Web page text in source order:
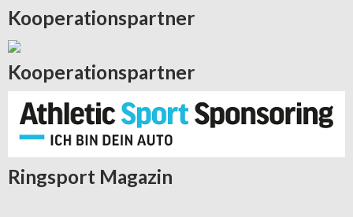
Kooperationspartner
Kooperationspartner
Ringsport Magazin